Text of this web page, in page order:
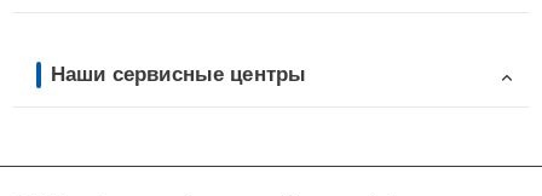
Наши сервисные центры